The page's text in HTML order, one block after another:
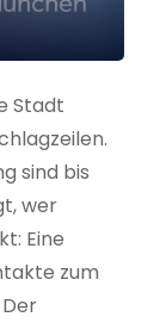
Stadt
sind bis
wer
Eine
zum